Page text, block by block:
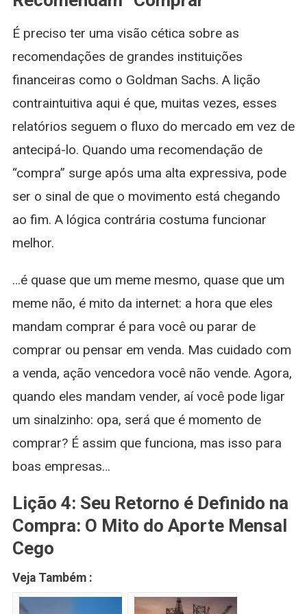
É preciso ter uma visão cética sobre as
recomendações de grandes instituições
financeiras como o Goldman Sachs. A lição
contraintuitiva aqui é que, muitas vezes, esses
relatórios seguem o fluxo do mercado em vez de
antecipá-lo. Quando uma recomendação de
“compra” surge após uma alta expressiva, pode
ser o sinal de que o movimento está chegando
ao fim. A lógica contrária costuma funcionar
melhor.
…é quase que um meme mesmo, quase que um
meme não, é mito da internet: a hora que eles
mandam comprar é para você ou parar de
comprar ou pensar em venda. Mas cuidado com
a venda, ação vencedora você não vende. Agora,
quando eles mandam vender, aí você pode ligar
um sinalzinho: opa, será que é momento de
comprar? É assim que funciona, mas isso para
boas empresas…
Lição 4: Seu Retorno é Definido na
Compra: O Mito do Aporte Mensal
Cego
Veja Também :